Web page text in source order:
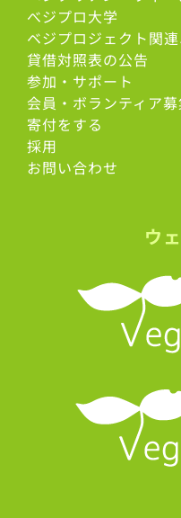
べジプロ大学
ベジプロジェクト関
貸借対照表の公告
参加・サポート
会員・ボランティア募
寄付をする
採用
お問い合わせ
ウ